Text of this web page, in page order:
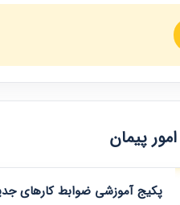
پیمان
پکیج آموزشی ضوابط کارهای